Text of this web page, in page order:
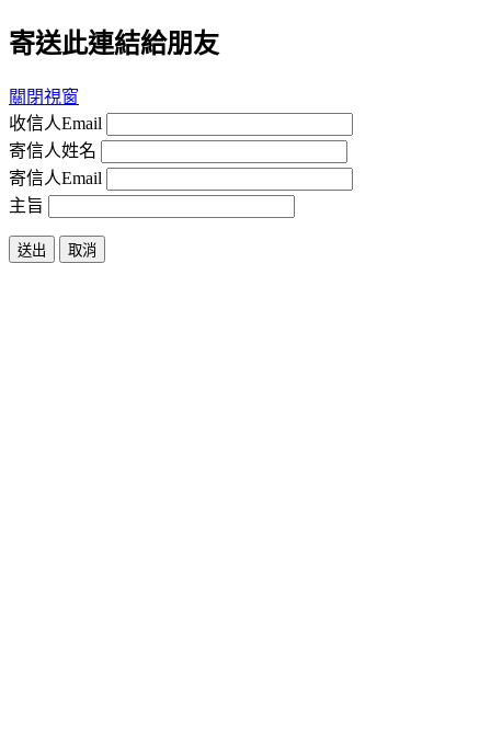
寄送此連結給朋友
關閉視窗
收信人Email
寄信人姓名
寄信人Email
主旨
送出 取消